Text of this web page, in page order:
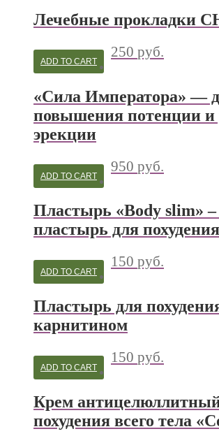
Лечебные прокладки
250 руб.
ADD TO CART
«Сила Императора» —
повышения потенции
эрекции
950 руб.
ADD TO CART
Пластырь «Body slim»
пластырь для похудения
150 руб.
ADD TO CART
Пластырь для
карнитином
150 руб.
ADD TO CART
Крем
похудения всего тела